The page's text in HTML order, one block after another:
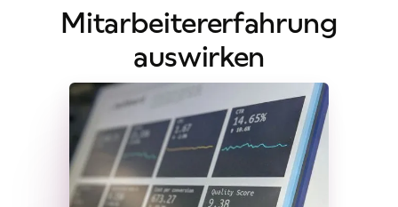
Mitarbeitererfahrung
auswirken